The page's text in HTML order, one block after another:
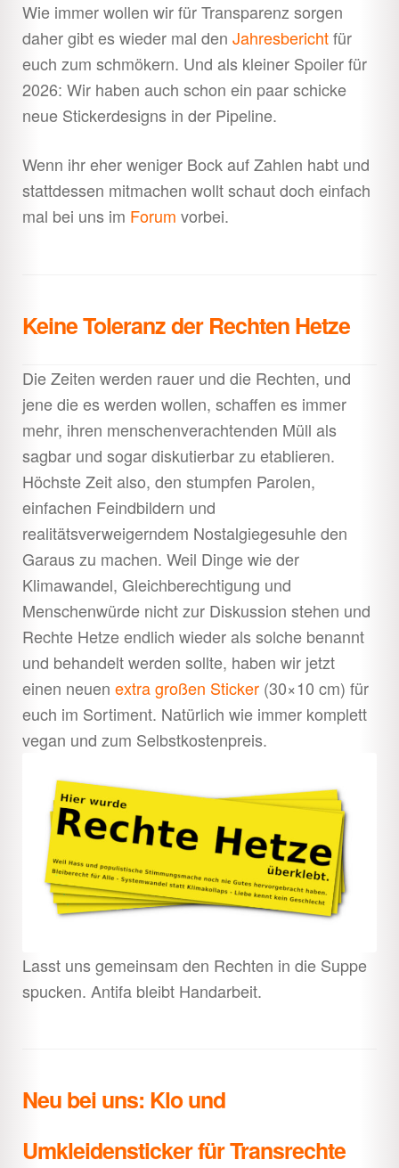
Wie immer wollen wir für Transparenz sorgen
daher gibt es wieder mal denJahresberichtfür
euch zum schmökern. Und als kleiner Spoiler für
2026: Wir haben auch schon ein paar schicke
neue Stickerdesigns in der Pipeline.
Wenn ihr eher weniger Bock auf Zahlen habt und
stattdessen mitmachen wollt schaut doch einfach
mal bei uns im Forum vorbei.
Keine Toleranz der Rechten Hetze
Die Zeiten werden rauer und die Rechten, und
jene die es werden wollen, schaffen es immer
mehr, ihren menschenverachtenden Müll als
sagbar und sogar diskutierbar zu etablieren.
Höchste Zeit also, den stumpfen Parolen,
einfachen Feindbildern und
realitätsverweigerndem Nostalgiegesuhle den
Garaus zu machen. Weil Dinge wie der
Klimawandel, Gleichberechtigung und
Menschenwürde nicht zur Diskussion stehen und
Rechte Hetze endlich wieder als solche benannt
und behandelt werden sollte, haben wir jetzt
einen neuenextra großen Sticker (30×10 cm) für
euch im Sortiment. Natürlich wie immer komplett
vegan und zum Selbstkostenpreis.
Lasst uns gemeinsam den Rechten in die Suppe
spucken. Antifa bleibt Handarbeit.
Neu bei uns: Klo und
Umkleidensticker für Transrechte